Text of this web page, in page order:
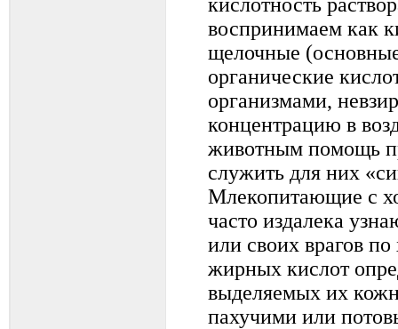
воспринимаем как
щелочные
органические
организмами,
концентрацию в
животным помощь
служить для них
Млекопитающие с
часто издалека
или своих врагов
жирных кислот
выделяемых их
пахучими или